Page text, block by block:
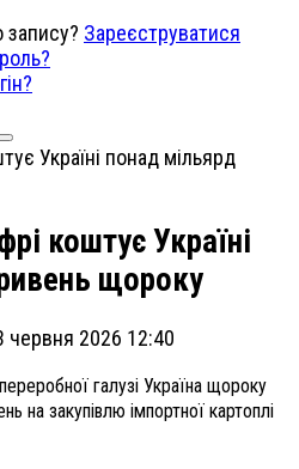
запису? Зареєструватися
коштує Україні
щороку
червня 2026 12:40
галузі Україна щороку
на закупівлю імпортної картоплі